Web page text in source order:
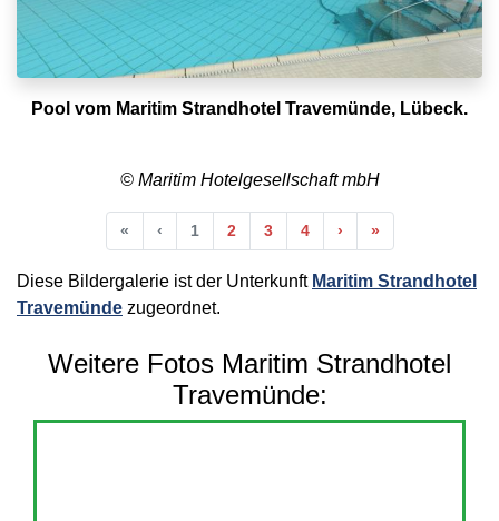
Pool vom Maritim Strandhotel Travemünde, Lübeck.
© Maritim Hotelgesellschaft mbH
«Anfang
‹Vorherige
1 2 3 4 ›Nächste
»Ende
Diese Bildergalerie ist der Unterkunft Maritim Strandhotel
Travemünde zugeordnet.
Weitere Fotos Maritim Strandhotel
Travemünde: